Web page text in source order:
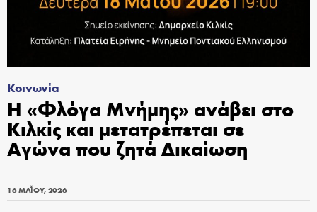
Κοινωνία
Η «Φλόγα Μνήμης» ανάβει στο
Κιλκίς και μετατρέπεται σε
Αγώνα που ζητά Δικαίωση
16 ΜΑΪ́ΟΥ, 2026